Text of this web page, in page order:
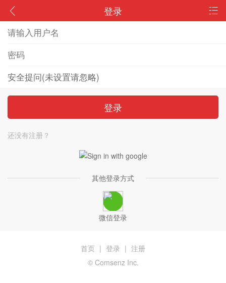
登录
登录
还没有注册？
其他登录方式
微信登录
首页 | 登录 | 注册
© Comsenz Inc.